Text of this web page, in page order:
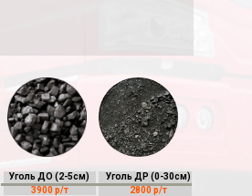
Уголь ДР (0-30см)
2800 р/т
Уголь ДО (2-5см)
3900 р/т